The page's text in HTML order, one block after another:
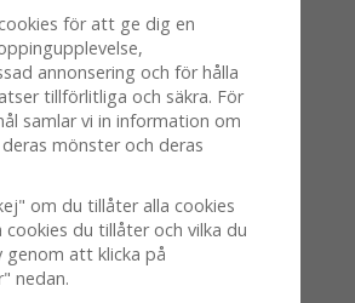
för att ge dig en
annonsering och för hålla
tillförlitliga och säkra. För
samlar vi in information om
mönster och deras
om du tillåter alla cookies
cookies du tillåter och vilka du
genom att klicka på
nedan.